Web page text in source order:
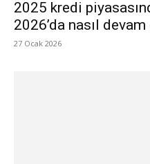
2025 kredi
2026’da nasıl
27 Ocak 2026